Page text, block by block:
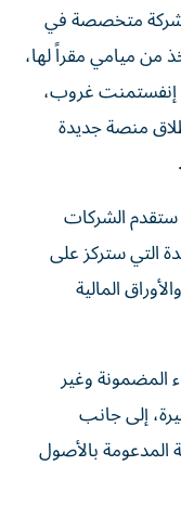
متخصصة في
من ميامي مقراً لها،
إنفستمنت غروب،
منصة جديدة
ستقدم الشركات
التي ستركز على
المالية
المضمونة وغير
إلى جانب
المدعومة بالأصول